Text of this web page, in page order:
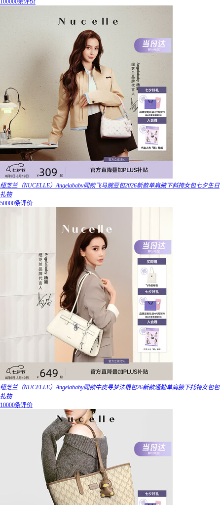
100000条评价
纽芝兰（NUCELLE）Angelababy同款飞马豌豆包2026新款单肩腋下斜挎女包七夕生日
礼物
50000条评价
纽芝兰（NUCELLE）Angelababy同款牛皮寻梦法棍包26新款通勤单肩腋下托特女包包
礼物
10000条评价